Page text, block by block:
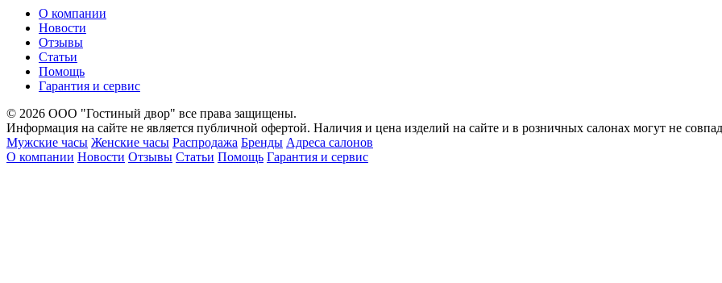
О компании
Новости
Отзывы
Статьи
Помощь
Гарантия и сервис
© 2026 ООО "Гостиный двор" все права защищены.
Информация на сайте не является публичной офертой. Наличия и цена изделий на сайте и в розничных салонах могут не
Мужские часы Женские часы Распродажа Бренды Адреса салонов
О компании Новости Отзывы Статьи Помощь Гарантия и сервис